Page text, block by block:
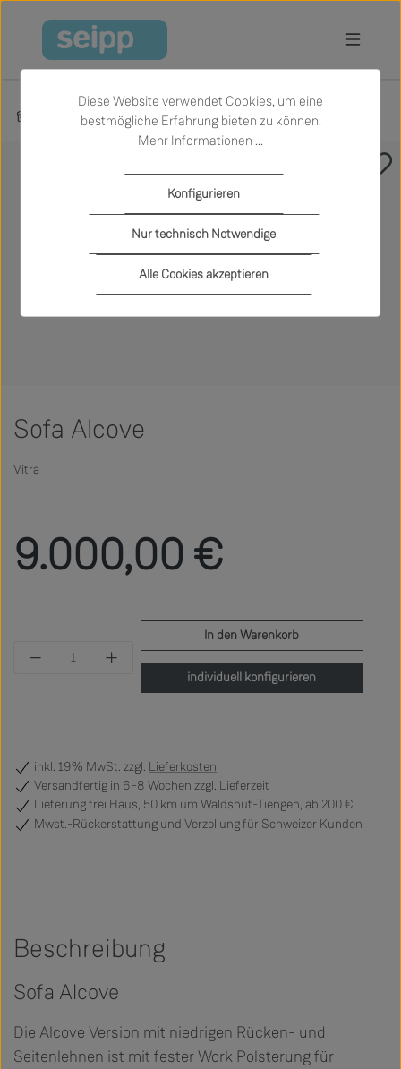
Zum Hauptinhalt springen
Produkte Büro und Arbeiten Sofas für Open Space Büros
Sofa Alcove
Vitra
9.000,00 €
Produkt Anzahl: Gib den gewünschten Wert
In den Warenkorb
individuell konfigurieren
inkl. 19% MwSt. zzgl. Lieferkosten
Versandfertig in 6–8 Wochen zzgl. Lieferzeit
Lieferung frei Haus, 50 km um Waldshut-Tiengen, ab 200 €
Mwst.-Rückerstattung und Verzollung für Schweizer Kunden
Beschreibung
Sofa Alcove
Die Alcove Version mit niedrigen Rücken- und
Seitenlehnen ist mit fester Work Polsterung für
Diese Website verwendet Cookies, um eine
bestmögliche Erfahrung bieten zu können.
Mehr Informationen ...
Nur technisch Notwendige
Konfigurieren
Alle Cookies akzeptieren